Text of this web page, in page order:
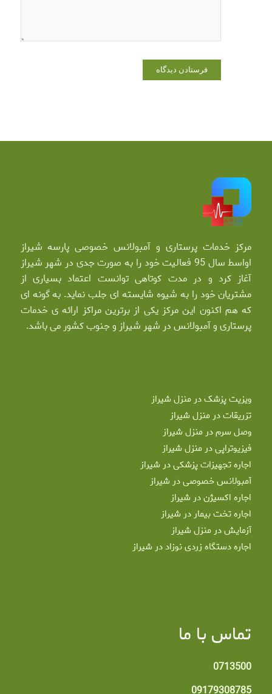
مرکز خدمات پرستاری و آمبولانس خصوصی پارسه شیراز
اواسط سال 95 فعالیت خود را به صورت جدی در شهر شیراز
آغاز کرد و در مدت کوتاهی توانست اعتماد بسیاری از
مشتریان خود را به شیوه شایسته ای جلب نماید. به گونه ای
که هم اکنون این مرکز یکی از برترین مراکز ارائه ی خدمات
پرستاری و آمبولانس در شهر شیراز و جنوب کشور می باشد.
ویزیت پزشک در منزل شیراز
تزریقات در منزل شیراز
وصل سرم در منزل شیراز
فیزیوتراپی در منزل شیراز
اجاره تجهیزات پزشکی در شیراز
آمبولانس خصوصی در شیراز
اجاره اکسیژن در شیراز
اجاره تخت بیمار در شیراز
آزمایش در منزل شیراز
اجاره دستگاه زردی نوزاد در شیراز
تماس با ما
0713500